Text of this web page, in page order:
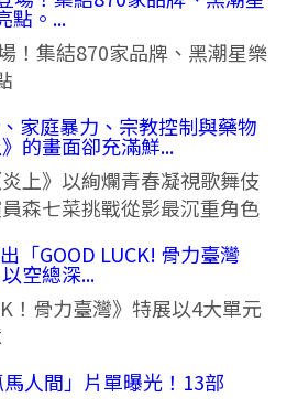
！集結870家品牌、黑潮星樂
上》以絢爛青春凝視歌舞伎
森七菜挑戰從影最沉重角色
！骨力臺灣》特展以4大單元